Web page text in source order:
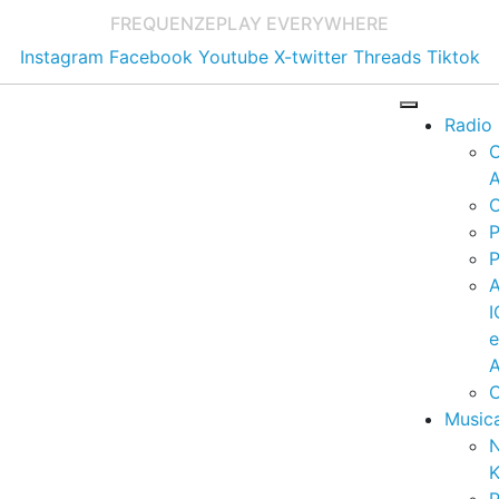
FREQUENZEPLAY EVERYWHERE
Instagram Facebook Youtube X-twitter Threads Tiktok
Radio
e